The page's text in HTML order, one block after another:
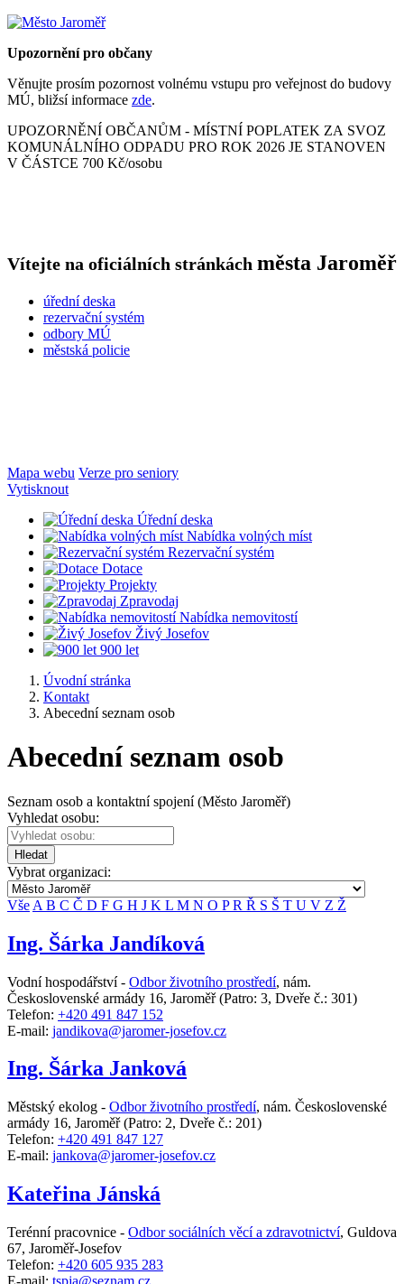
Upozornění pro občany
Věnujte prosím pozornost volnému vstupu pro veřejnost do budovy
MÚ, bližsí informace zde.
UPOZORNĚNÍ OBČANŮM - MÍSTNÍ POPLATEK ZA SVOZ
KOMUNÁLNÍHO ODPADU PRO ROK 2026 JE STANOVEN
V ČÁSTCE 700 Kč/osobu
Vítejte na oficiálních stránkách města Jaroměř
úřední deska
rezervační systém
odbory MÚ
městská policie
Mapa webu Verze pro seniory
Vytisknout
Úřední deska
Nabídka volných míst
Rezervační systém
Dotace
Projekty
Zpravodaj
Nabídka nemovitostí
Živý Josefov
900 let
Úvodní stránka
Kontakt
Abecední seznam osob
Abecední seznam osob
Seznam osob a kontaktní spojení (Město Jaroměř)
Vyhledat osobu:
Hledat
Vybrat organizaci:
Vše A B C Č D F G H J K L M N O PR Ř S Š T U V Z Ž
Ing. Šárka Jandíková
Vodní hospodářství - Odbor životního prostředí, nám.
Československé armády 16, Jaroměř(Patro: 3, Dveře č.: 301)
Telefon: +420 491 847 152
E-mail: jandikova@jaromer-josefov.cz
Ing. Šárka Janková
Městský ekolog - Odbor životního prostředí, nám. Československé
armády 16, Jaroměř(Patro: 2, Dveře č.: 201)
Telefon: +420 491 847 127
E-mail: jankova@jaromer-josefov.cz
Kateřina Jánská
Terénní pracovnice - Odbor sociálních věcí a zdravotnictví, Guldova
67, Jaroměř-Josefov
Telefon: +420 605 935 283